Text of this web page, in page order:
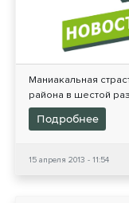
Маниакальная
района в шестой
Подробнее
15 апреля 2013 - 11:54